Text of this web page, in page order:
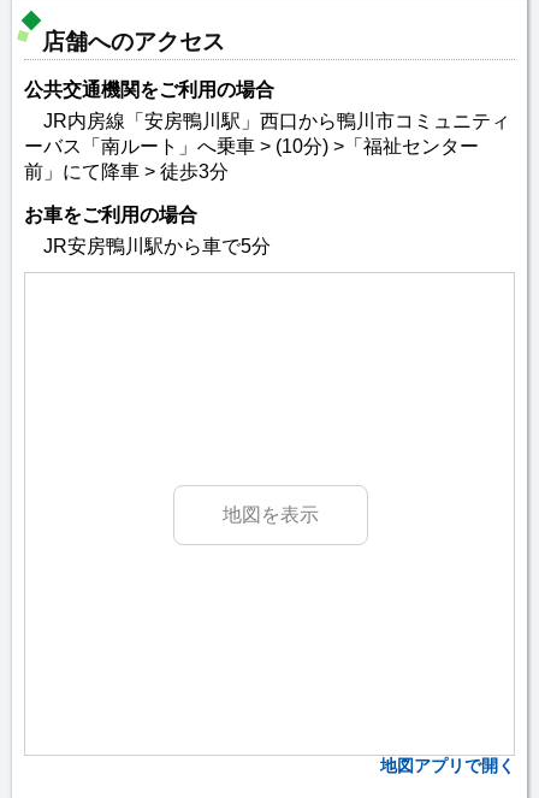
店舗へのアクセス
公共交通機関をご利用の場合
JR内房線「安房鴨川駅」西口から鴨川市コミュニティ
ーバス「南ルート」へ乗車 > (10分) >「福祉センター
前」にて降車 > 徒歩3分
お車をご利用の場合
JR安房鴨川駅から車で5分
地図を表示
地図アプリで開く